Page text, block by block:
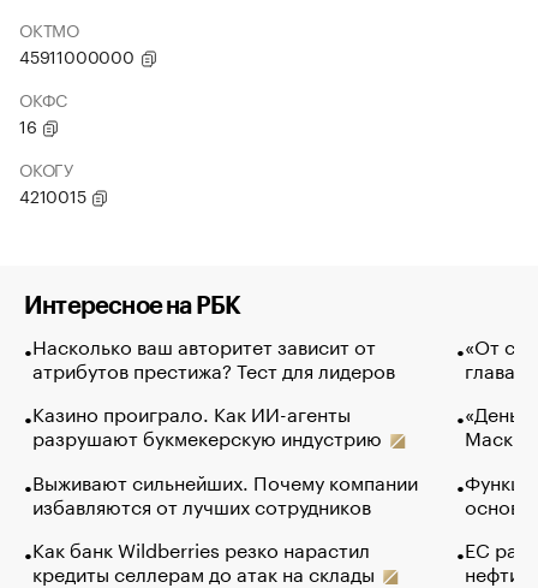
ОКТМО
45911000000
ОКФС
16
ОКОГУ
4210015
Интересное на РБК
Насколько ваш авторитет зависит от
атрибутов престижа? Тест для лидеров
Казино проиграло. Как ИИ-агенты
разрушают букмекерскую индустрию
Выживают сильнейших. Почему компании
избавляются от лучших сотрудников
Как банк Wildberries резко нарастил
кредиты селлерам до атак на склады
«От
глава
Маск в
основ
ЕС
нефти